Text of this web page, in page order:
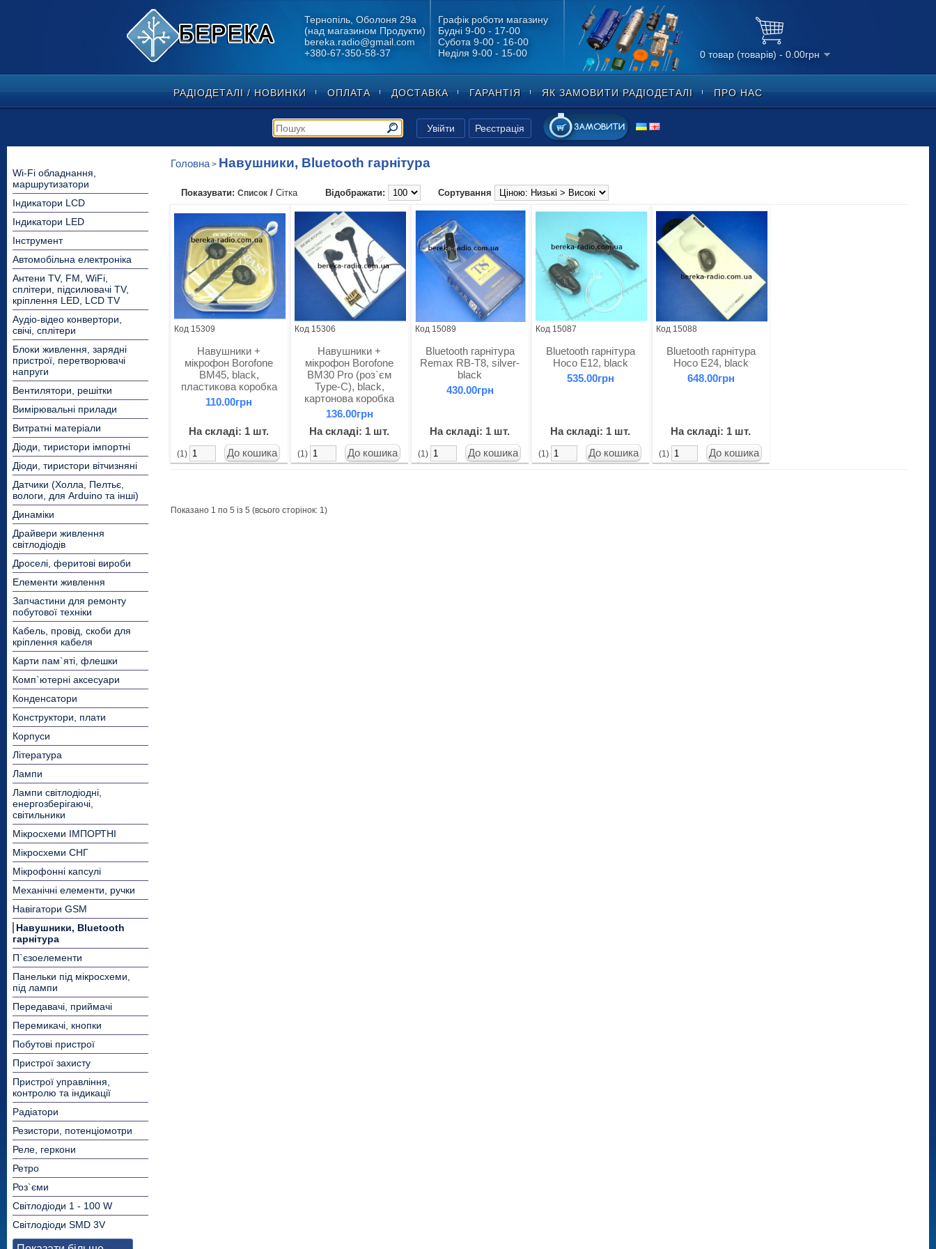
Тернопіль, Оболоня 29а
(над магазином Продукти)
bereka.radio@gmail.com
+380-67-350-58-37
Графік роботи магазину
Будні 9-00 - 17-00
Субота 9-00 - 16-00
Неділя 9-00 - 15-00
0 товар (товарів) - 0.00грн
РАДІОДЕТАЛІ / НОВИНКИ ОПЛАТА ДОСТАВКА ГАРАНТІЯ ЯК ЗАМОВИТИ РАДІОДЕТАЛІ ПРО НАС
Увійти Реєстрація
Wi-Fi обладнання,
маршрутизатори
Індикатори LCD
Індикатори LED
Інструмент
Автомобільна електроніка
Антени TV, FM, WiFi,
сплітери, підсилювачі TV,
кріплення LED, LCD TV
Аудіо-відео конвертори,
свічі, сплітери
Блоки живлення, зарядні
пристрої, перетворювачі
напруги
Вентилятори, решітки
Вимірювальні прилади
Витратні матеріали
Діоди, тиристори імпортні
Діоди, тиристори вітчизняні
Датчики (Холла, Пелтьє,
вологи, для Arduino та інші)
Динаміки
Драйвери живлення
світлодіодів
Дроселі, феритові вироби
Елементи живлення
Запчастини для ремонту
побутової техніки
Кабель, провід, скоби для
кріплення кабеля
Карти пам`яті, флешки
Комп`ютерні аксесуари
Конденсатори
Конструктори, плати
Корпуси
Література
Лампи
Лампи світлодіодні,
енергозберігаючі,
світильники
Мікросхеми ІМПОРТНІ
Мікросхеми СНГ
Мікрофонні капсулі
Механічні елементи, ручки
Навігатори GSM
Навушники, Bluetooth
гарнітура
П`єзоелементи
Панельки під мікросхеми,
під лампи
Передавачі, приймачі
Перемикачі, кнопки
Побутові пристрої
Пристрої захисту
Пристрої управління,
контролю та індикації
Радіатори
Резистори, потенціомотри
Реле, геркони
Ретро
Роз`єми
Світлодіоди 1 - 100 W
Світлодіоди SMD 3V
Головна> Навушники, Bluetooth гарнітура
Показувати: Список /Сітка Відображати: Сортування
Код 15309
Навушники +
мікрофон Borofone
BM45, black,
пластикова коробка
110.00грн
На складі: 1 шт.
(1)
Код 15306
Навушники +
мікрофон Borofone
BM30 Pro (роз`єм
Type-C), black,
картонова коробка
136.00грн
На складі: 1 шт.
(1)
Код 15089
Bluetooth гарнітура
Remax RB-T8, silver-
black
430.00грн
На складі: 1 шт.
(1)
Код 15087
Bluetooth гарнітура
Hoco E12, black
535.00грн
На складі: 1 шт.
(1)
Код 15088
Bluetooth гарнітура
Hoco E24, black
648.00грн
На складі: 1 шт.
(1)
Показано 1 по 5 із 5 (всього сторінок: 1)